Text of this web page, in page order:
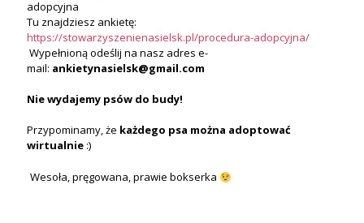
adopcyjna
Tu znajdziesz ankietę:
https://stowarzyszenienasielsk.pl/procedura-adopcyjna/
Wypełnioną odeślij na nasz adres e-
mail: ankietynasielsk@gmail.com
Nie wydajemy psów do budy!
Przypominamy, że każdego psa można adoptować
wirtualnie :)
Wesoła, pręgowana, prawie bokserka